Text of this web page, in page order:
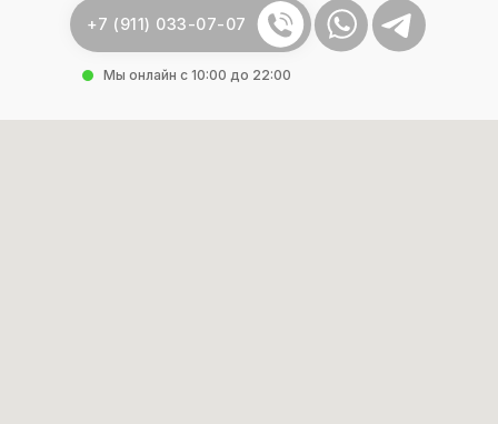
Мы онлайн с 10:00 до 22:00
+7 (911) 033-07-07